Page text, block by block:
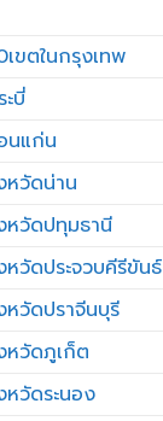
ขตในกรุงเทพ
บี่
นแก่น
หวัดน่าน
หวัดปทุมธานี
วัดประจวบคีรีขันธ์
หวัดปราจีนบุรี
หวัดภูเก็ต
หวัดระนอง